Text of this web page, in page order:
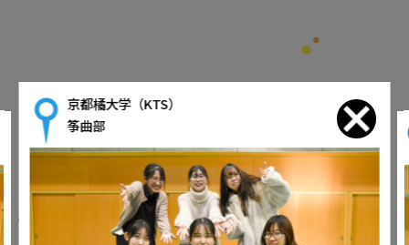
京都橘大学（KTS）
筝曲部